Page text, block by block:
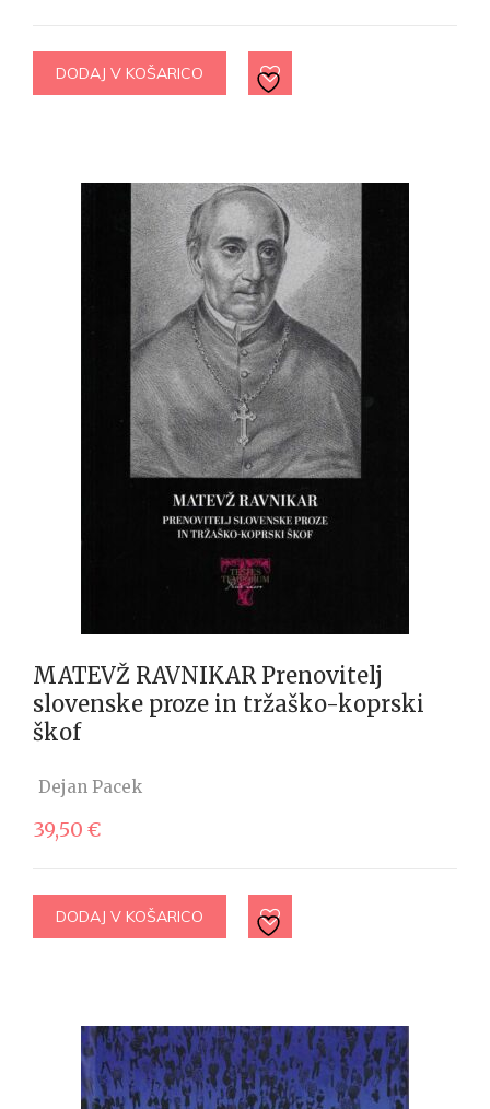
DODAJ V KOŠARICO
MATEVŽ RAVNIKAR Prenovitelj
slovenske proze in tržaško-koprski
škof
Dejan Pacek
39,50 €
DODAJ V KOŠARICO